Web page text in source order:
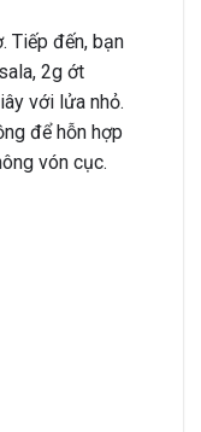
Tiếp đến, bạn
2g ớt
với lửa nhỏ.
để hỗn hợp
vón cục.